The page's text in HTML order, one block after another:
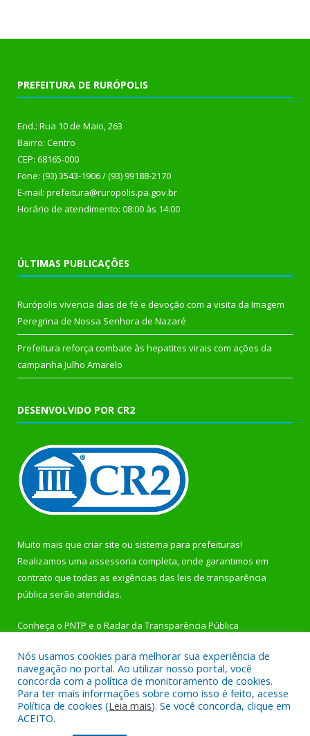
PREFEITURA DE RURÓPOLIS
End.: Rua 10 de Maio, 263
Bairro: Centro
CEP: 68165-000
Fone: (93) 3543-1906 / (93) 99188-2170
E-mail: prefeitura@ruropolis.pa.gov.br
Horário de atendimento: 08:00 às 14:00
ÚLTIMAS PUBLICAÇÕES
Rurópolis vivencia dias de fé e devoção com a visita da Imagem
Peregrina de Nossa Senhora de Nazaré
Prefeitura reforça combate às hepatites virais com ações da
campanha Julho Amarelo
DESENVOLVIDO POR CR2
Muito mais que criar site ou sistema para prefeituras!
Realizamos uma assessoria completa, onde garantimos em
contrato que todas as exigências das leis de transparência
pública serão atendidas.
Conheça o PNTP e o Radar da Transparência Pública
Todos os direitos reservados a Prefeitura Municipal de
Rurópolis.
Nós usamos cookies para melhorar sua experiência de
navegação no portal. Ao utilizar nosso portal, você
concorda com a política de monitoramento de cookies.
Para ter mais informações sobre como isso é feito, acesse
Política de cookies (Leia mais). Se você concorda, clique em
ACEITO.